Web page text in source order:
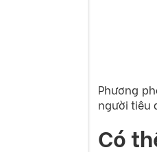
Phương
người tiêu
Có